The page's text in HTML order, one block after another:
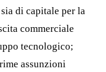
di capitale per la
commerciale
tecnologico;
assunzioni